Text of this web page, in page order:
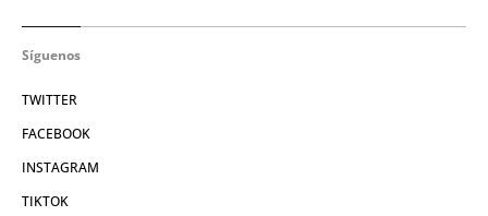
Síguenos
TWITTER
FACEBOOK
INSTAGRAM
TIKTOK